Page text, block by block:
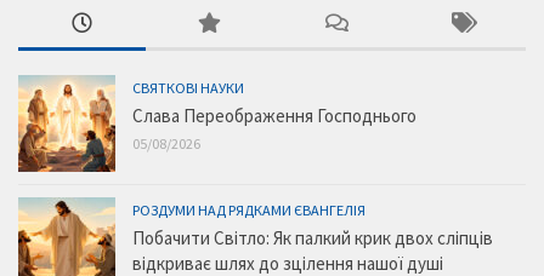
СВЯТКОВІ НАУКИ
Слава Переображення Господнього
05/08/2026
РОЗДУМИ НАД РЯДКАМИ ЄВАНГЕЛІЯ
Побачити Світло: Як палкий крик двох сліпців
відкриває шлях до зцілення нашої душі